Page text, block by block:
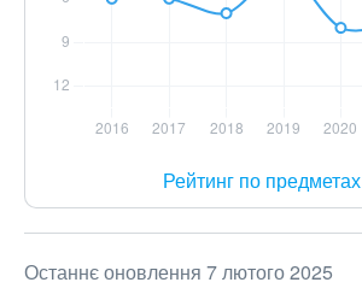
Рейтинг по предметах
Останнє оновлення 7 лютого 2025